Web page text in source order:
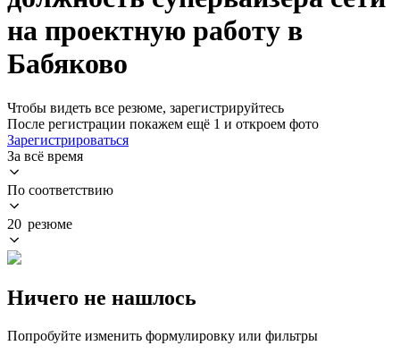
на проектную работу в
Бабяково
Чтобы видеть все резюме, зарегистрируйтесь
После регистрации покажем ещё 1 и откроем фото
Зарегистрироваться
За всё время
По соответствию
20 резюме
Ничего не нашлось
Попробуйте изменить формулировку или фильтры